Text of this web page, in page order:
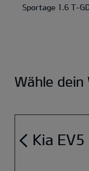
Sportage 1.6 T-
Wähle dein
Kia EV5